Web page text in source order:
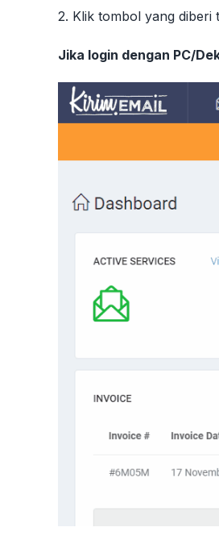
2. Klik tombol yang
Jika login dengan PC/